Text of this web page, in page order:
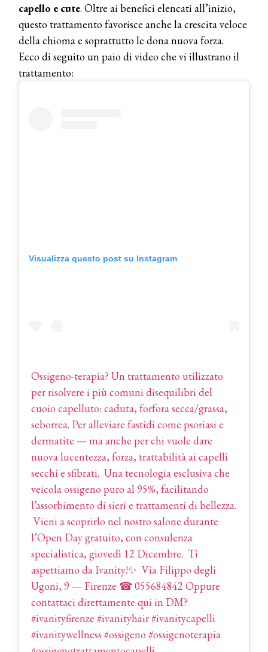
capello e cute. Oltre ai benefici elencati all’inizio,
questo trattamento favorisce anche la crescita veloce
della chioma e soprattutto le dona nuova forza.
Ecco di seguito un paio di video che vi illustrano il
trattamento:
Visualizza questo post su Instagram
Ossigeno-terapia?⁣ ⁣Un trattamento utilizzato
per risolvere i più comuni disequilibri del
cuoio capelluto: caduta, forfora secca/grassa,
seborrea. Per alleviare fastidi come psoriasi e
dermatite — ma anche per chi vuole dare
nuova lucentezza, forza, trattabilità ai capelli
secchi e sfibrati.⁣ ⁣ Una tecnologia esclusiva che
veicola ossigeno puro al 95%, facilitando
l’assorbimento di sieri e trattamenti di bellezza.⁣
⁣ Vieni a scoprirlo nel nostro salone durante
l’Open Day gratuito, con consulenza
specialistica, giovedì 12 Dicembre.⁣ ⁣ Ti
aspettiamo da Ivanity!✨⁣⁣⁣⁣ ⁣⁣ Via Filippo degli
Ugoni, 9 — Firenze⁣⁣⁣⁣ ⁣☎ 055684842⁣⁣⁣ Oppure⁣⁣
contattaci direttamente qui in DM?⁣ ⁣
#ivanityfirenze #ivanityhair #ivanitycapelli
#ivanitywellness #ossigeno #ossigenoterapia